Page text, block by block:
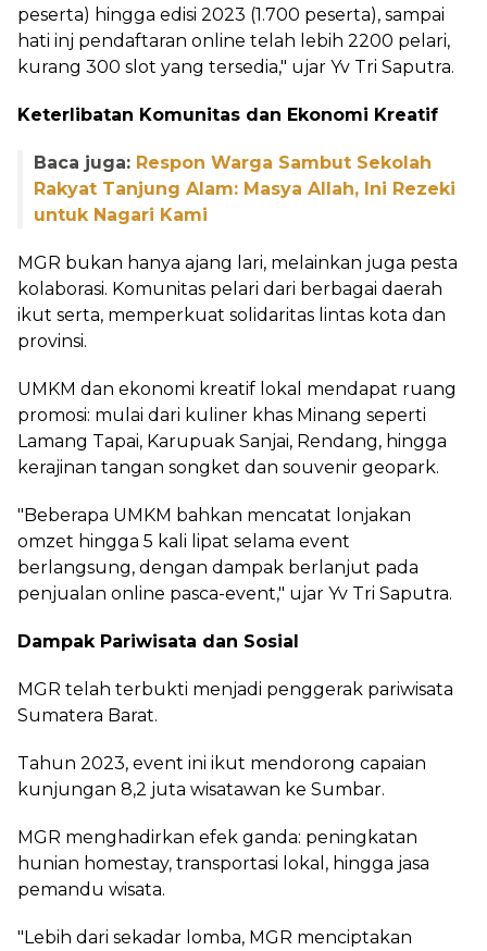
peserta) hingga edisi 2023 (1.700 peserta), sampai
hati inj pendaftaran online telah lebih 2200 pelari,
kurang 300 slot yang tersedia," ujar Yv Tri Saputra.
Keterlibatan Komunitas dan Ekonomi Kreatif
Baca juga: Respon Warga Sambut Sekolah
Rakyat Tanjung Alam: Masya Allah, Ini Rezeki
untuk Nagari Kami
MGR bukan hanya ajang lari, melainkan juga pesta
kolaborasi. Komunitas pelari dari berbagai daerah
ikut serta, memperkuat solidaritas lintas kota dan
provinsi.
UMKM dan ekonomi kreatif lokal mendapat ruang
promosi: mulai dari kuliner khas Minang seperti
Lamang Tapai, Karupuak Sanjai, Rendang, hingga
kerajinan tangan songket dan souvenir geopark.
"Beberapa UMKM bahkan mencatat lonjakan
omzet hingga 5 kali lipat selama event
berlangsung, dengan dampak berlanjut pada
penjualan online pasca-event," ujar Yv Tri Saputra.
Dampak Pariwisata dan Sosial
MGR telah terbukti menjadi penggerak pariwisata
Sumatera Barat.
Tahun 2023, event ini ikut mendorong capaian
kunjungan 8,2 juta wisatawan ke Sumbar.
MGR menghadirkan efek ganda: peningkatan
hunian homestay, transportasi lokal, hingga jasa
pemandu wisata.
"Lebih dari sekadar lomba, MGR menciptakan